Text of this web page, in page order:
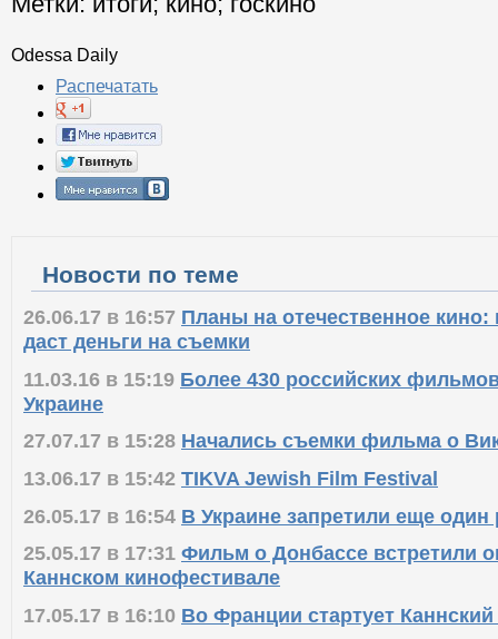
Odessa Daily
Распечатать
Новости по теме
26.06.17 в 16:57 Планы на отечественное кино:
даст деньги на съемки
11.03.16 в 15:19 Более 430 российских
Украине
27.07.17 в 15:28 Начались съемки фильма о
13.06.17 в 15:42 TIKVA Jewish Film Festival
26.05.17 в 16:54 В Украине запретили еще один
25.05.17 в 17:31 Фильм о Донбассе встретили
Каннском кинофестивале
17.05.17 в 16:10 Во Франции стартует